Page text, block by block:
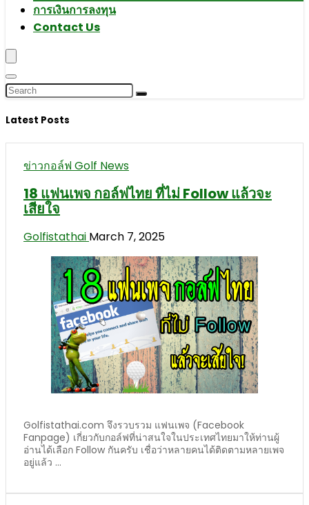
การเงินการลงทุน
Contact Us
Latest Posts
ข่าวกอล์ฟ Golf News
18 แฟนเพจ กอล์ฟไทย ที่ไม่ Follow แล้วจะ
เสียใจ
Golfistathai March 7, 2025
Golfistathai.com จึงรวบรวม แฟนเพจ (Facebook
Fanpage) เกี่ยวกับกอล์ฟที่น่าสนใจในประเทศไทยมาให้ท่านผู้
อ่านได้เลือก Follow กันครับ เชื่อว่าหลายคนได้ติดตามหลายเพจ
อยู่แล้ว ...